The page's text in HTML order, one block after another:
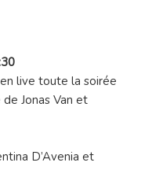
live toute la soirée
Jonas Van et
D’Avenia et